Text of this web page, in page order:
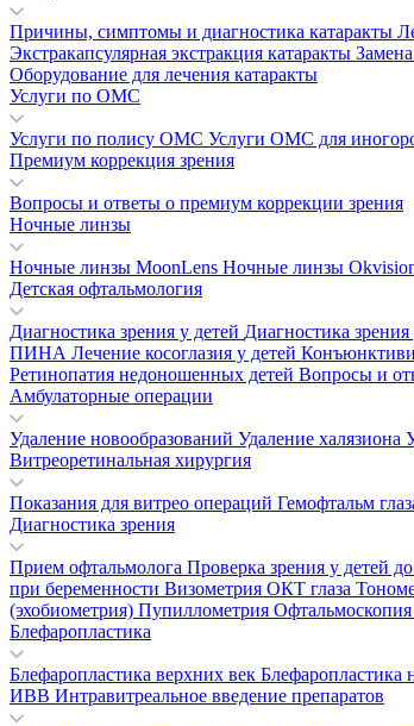
Причины, симптомы и диагностика катаракты
Экстракапсулярная экстракция катаракты Замена
Оборудование для лечения катаракты
Услуги по ОМС
Услуги по полису ОМС Услуги ОМС для
Премиум коррекция зрения
Вопросы и ответы о премиум коррекции зрения
Ночные линзы
Ночные линзы MoonLens Ночные линзы
Детская офтальмология
Диагностика зрения у детей Диагностика зрения
ПИНА Лечение косоглазия у детей
Ретинопатия недоношенных детей Вопросы и
Амбулаторные операции
Удаление новообразований Удаление халязиона
Витреоретинальная хирургия
Показания для витрео операций Гемофтальм
Диагностика зрения
Прием офтальмолога Проверка зрения у детей
при беременности Визометрия ОКТ глаза
(эхобиометрия) Пупиллометрия Офтальмоскопия
Блефаропластика
Блефаропластика верхних век Блефаропластика
ИВВ Интравитреальное введение препаратов